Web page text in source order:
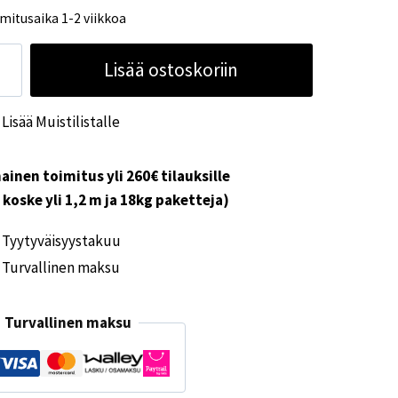
1-2 viikkoa
Lisää ostoskoriin
Lisää Muistilistalle
toimitus yli 260€ tilauksille
koske yli 1,2 m ja 18kg paketteja)
Tyytyväisyystakuu
Turvallinen maksu
Turvallinen maksu